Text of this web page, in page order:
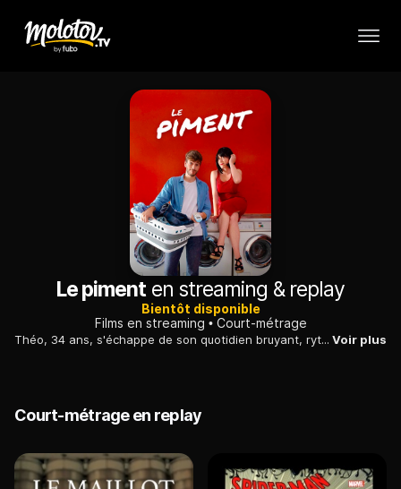
Le pimenten streaming & replay
Bientôt disponible
Films en streaming
Court-métrage
Théo, 34 ans, s'échappe de son quotidien bruyant, rythmé par les cris de ses enfants, en se rendant à la laverie. Il y rencontre Leïla, une femme avec laquelle un jeu de séduction s'installe rapidement. Mais l'idylle entre Théo et Leïla va bientôt être interrompue. Voir plus
Court-métrage en replay